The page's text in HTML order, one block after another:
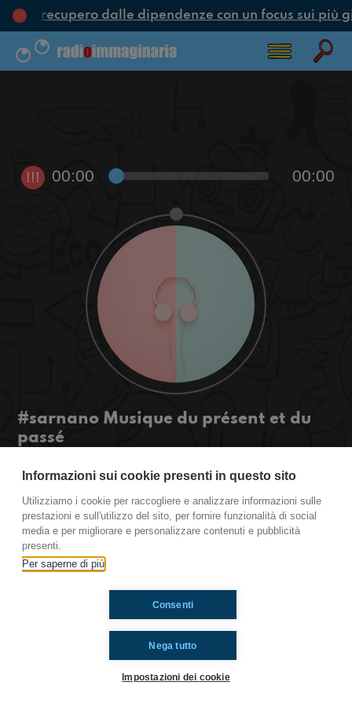
e recupero dalle dipendenze con un focus sui più
!!! 00:00 00:00
#sarnano Musique du présent et du
passé
d'abord je vais me fâcher, vous voulez savoir
pourquoi? Ecoutez ici!
#ToiAussi www.radioimmaginaria.it
Ti è piaciuto? Condividilo!
Informazioni sui cookie presenti in questo sito
Utilizziamo i cookie per raccogliere e analizzare informazioni sulle
prestazioni e sull'utilizzo del sito, per fornire funzionalità di social
media e per migliorare e personalizzare contenuti e pubblicità
presenti.
Per saperne di più
Nega tutto
Consenti
Impostazioni dei cookie